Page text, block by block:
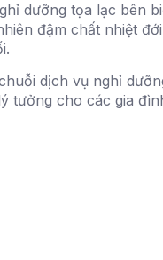
dưỡng tọa lạc bên
đậm chất nhiệt